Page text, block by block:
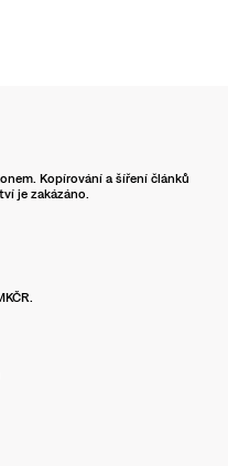
Kopírování a šíření článků
je zakázáno.